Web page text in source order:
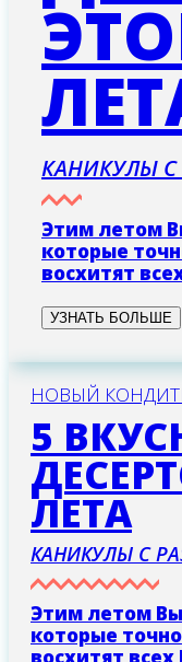
КАНИКУЛЫ С
Этим летом
которые
восхитят
УЗНАТЬ БОЛЬШЕ
НОВЫЙ
5
ЛЕТА
КАНИКУЛЫ С
Этим летом
которые точно